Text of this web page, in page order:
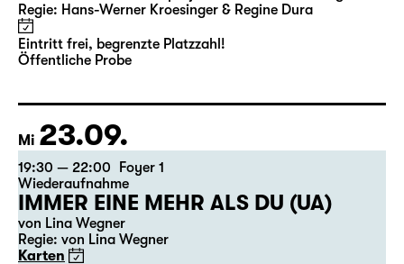
18:00 — 19:00 Diskothek
Öffentliche Probe
Kitt
Ein Dokumentartheaterprojekt von dura & kroesinger
Öffentliche Probe
Mi 23.09.
19:30 — 22:00 Foyer 1
Wiederaufnahme